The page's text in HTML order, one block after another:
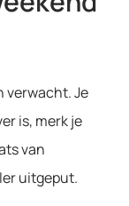
verwacht. Je
is, merk je
van
uitgeput.